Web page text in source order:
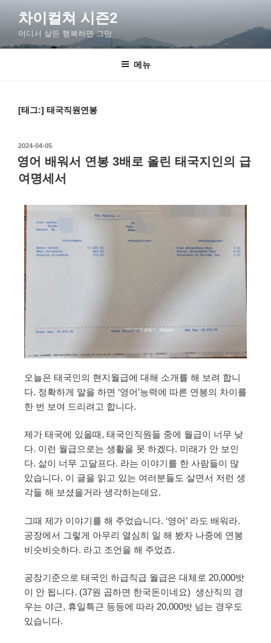
차이컬쳐 시즌2
어디서 살든 행복하면 그만
메뉴
[태그:] 태국직원연봉
2024-04-05
영어 배워서 연봉 3배로 올린 태국지인의 급
여명세서
오늘은 태국인의 현지월급에 대해 소개를 해 보려 합니
다. 정확하게 말을 하면 ‘영어’능력에 따른 연봉의 차이를
한 번 보여 드리려고 합니다.
제가 태국에 있을때, 태국인직원들 중에 월급이 너무 낮
다. 이런 월급으로는 생활을 못 하겠다. 미래가 안 보인
다. 삶이 너무 고달프다. 라는 이야기를 한 사람들이 많
았습니다. 이 글을 읽고 있는 여러분들도 살면서 저런 생
각들 해 보셨을거라 생각하는데요.
그때 제가 이야기를 해 주었습니다. ‘영어’ 라도 배워라.
공장에서 그렇게 아무리 열심히 일 해 봤자 나중에 연봉
비슷비슷하다. 라고 조언을 해 주었죠.
공장기준으로 태국인 하급직급 월급은 대체로 20,000밧
이 안 됩니다. (37원 곱하면 한국돈이네요) 생산직의 경
우는 야근, 휴일특근 등등에 따라 20,000밧 넘는 경우도
있습니다.